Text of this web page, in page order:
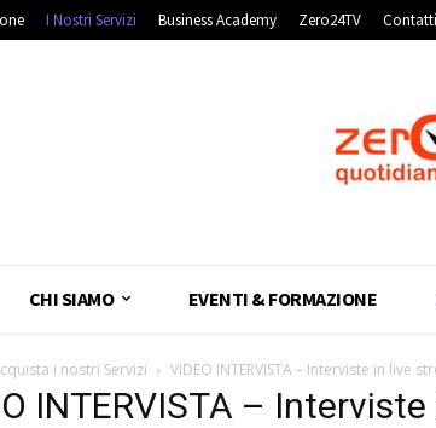
I Nostri Servizi Business Academy Zero24TV Contatti
CHI SIAMO EVENTI & FORMAZIONE
i nostri Servizi VIDEO INTERVISTA – Interviste in
INTERVISTA –